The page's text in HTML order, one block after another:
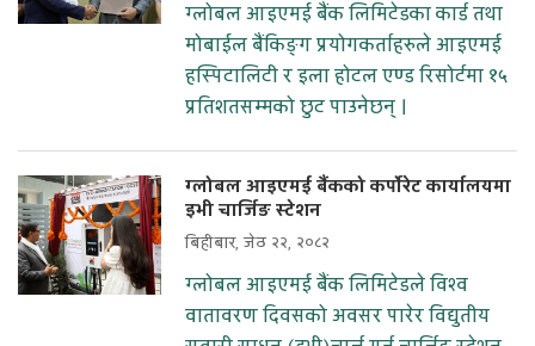
ग्लोबल आइएमई बैंक लिमिटेडका कार्ड तथा
मोबाईल बैंकिङ्ग प्रयोगकर्ताहरुले आइएमई
हस्पिटालिटी र इला होटल एण्ड रिसोर्टमा १५
प्रतिशतसम्मको छुट पाउनेछन् ।
ग्लोबल आइएमई बैंकको कर्पोरेट कार्यालयमा
इभी चार्जिङ स्टेशन
बिहीबार, जेठ २२, २०८२
ग्लोबल आइएमई बैंक लिमिटेडले विश्व
वातावरण दिवसको अवसर पारेर विद्युतीय